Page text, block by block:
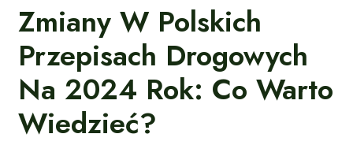
Zmiany W Polskich
Przepisach Drogowych
Na 2024 Rok: Co Warto
Wiedzieć?